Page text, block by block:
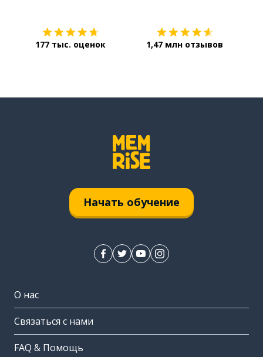
177 тыс. оценок 1,47 млн отзывов
Начать обучение
О нас
Связаться с нами
FAQ & Помощь